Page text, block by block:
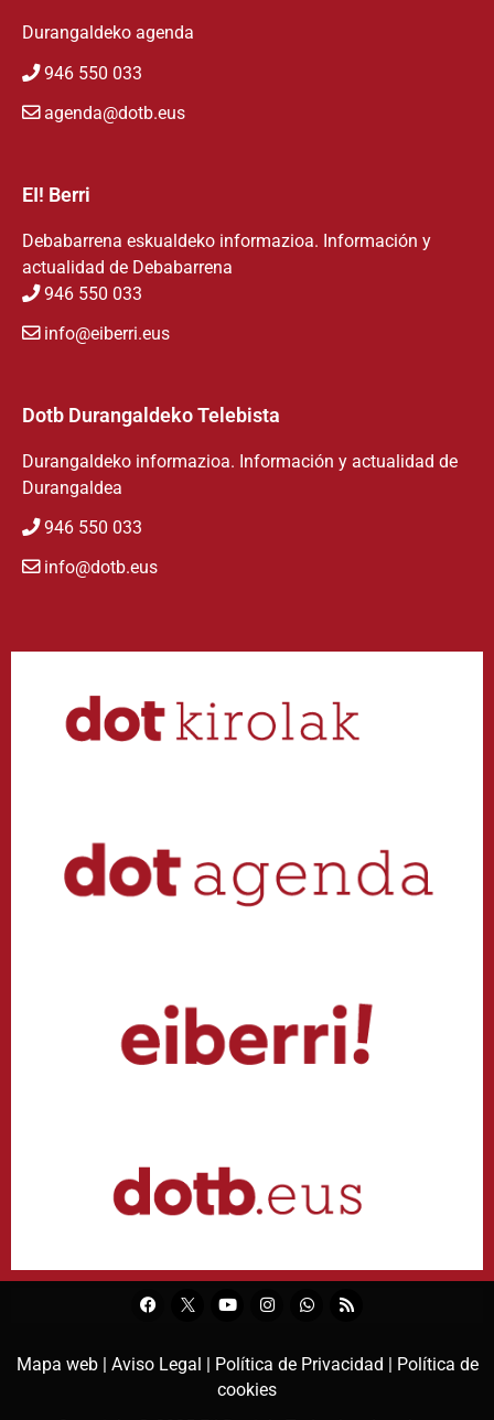
Durangaldeko agenda
946 550 033
agenda@dotb.eus
EI! Berri
Debabarrena eskualdeko informazioa. Información y
actualidad de Debabarrena
946 550 033
info@eiberri.eus
Dotb Durangaldeko Telebista
Durangaldeko informazioa. Información y actualidad de
Durangaldea
946 550 033
info@dotb.eus
Mapa web | Aviso Legal | Política de Privacidad | Política de
cookies